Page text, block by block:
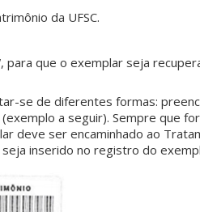
da UFSC.
para que o exemplar seja
se de diferentes formas:
a seguir). Sempre que
deve ser encaminhado ao
inserido no registro do